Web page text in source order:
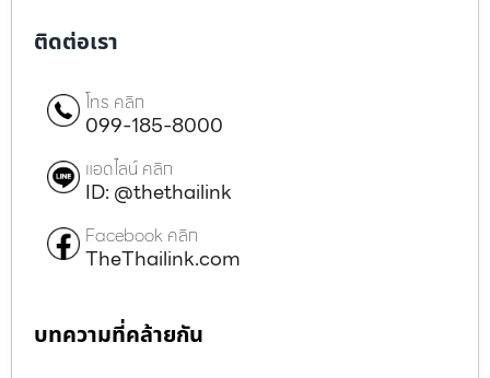
ติดต่อเรา
โทร คลิก
099-185-8000
แอดไลน์ คลิก
ID: @thethailink
Facebook คลิก
TheThailink.com
บทความที่คล้ายกัน